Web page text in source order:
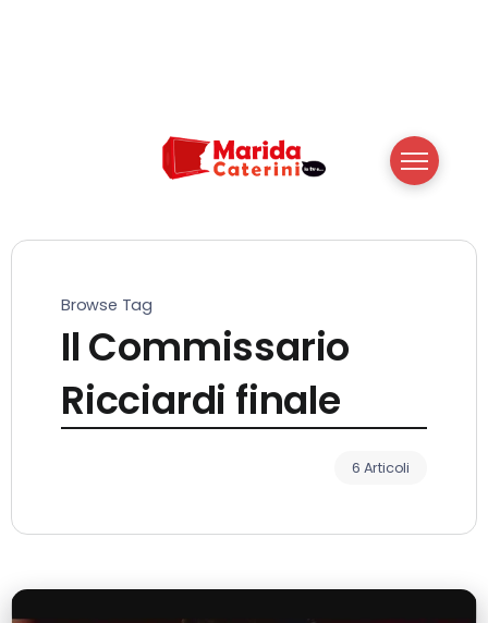
Browse Tag
Il Commissario
Ricciardi finale
6 Articoli